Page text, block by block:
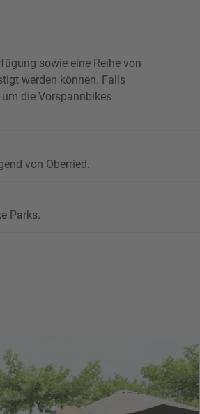
sowie eine Reihe von
werden können. Falls
die Vorspannbikes
von Oberried.
Parks.